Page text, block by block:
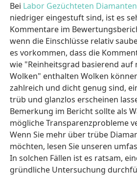
Bei Labor Gezüchteten Diamanten
niedriger eingestuft sind, ist es
Kommentare im
wenn die Einschlüsse relativ
es vorkommen, dass die
wie "Reinheitsgrad basierend auf
Wolken" enthalten Wolken
zahlreich und dicht genug sind,
trüb und glanzlos erscheinen
Bemerkung im Bericht sollte als
mögliche Transparenzprobleme
Wenn Sie mehr über trübe
möchten, lesen Sie unseren
In solchen Fällen ist es ratsam,
gründliche Untersuchung